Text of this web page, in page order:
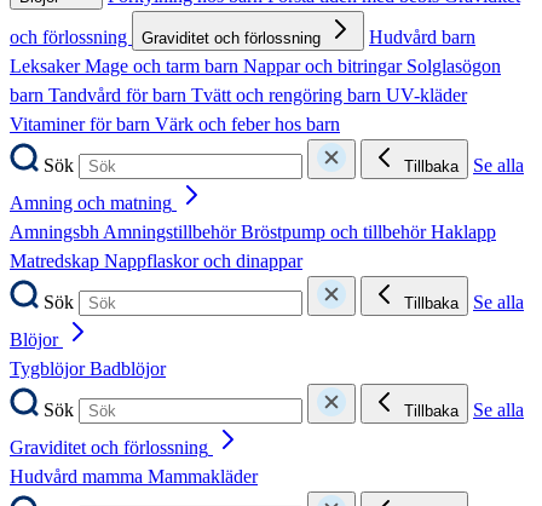
och förlossning
Graviditet och förlossning
Hudvård barn
LeksakerMage och tarm barn Nappar och bitringar Solglasögon
barn Tandvård för barn Tvätt och rengöring barn UV-kläder
Vitaminer för barn Värk och feber hos barn
Sök
Tillbaka
Se alla
Amning och matning
AmningsbhAmningstillbehörBröstpump och tillbehörHaklapp
Matredskap Nappflaskor och dinappar
Sök
Tillbaka
Se alla
Blöjor
TygblöjorBadblöjor
Sök
Tillbaka
Se alla
Graviditet och förlossning
Hudvård mamma Mammakläder